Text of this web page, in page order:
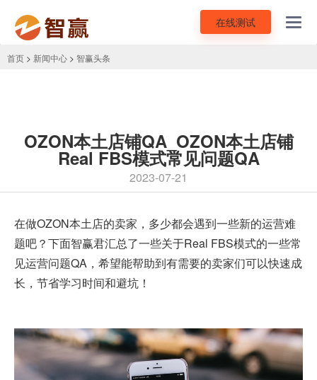
在线测试
首页 > 新闻中心 > 智赢头条
OZON本土店铺QA_OZON本土店铺
Real FBS模式常见问题QA
2023-07-21
在做OZON本土店的卖家，多少都会遇到一些新的运营难
题吧？下面智赢君汇总了一些关于Real FBS模式的一些常
见运营问题QA，希望能帮助到有需要的卖家们可以快速成
长，节省学习时间和避坑！